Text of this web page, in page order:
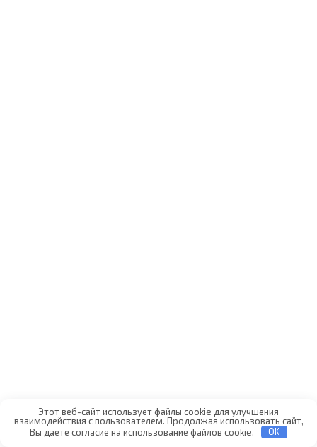
Этот веб-сайт использует файлы cookie для улучшения
взаимодействия с пользователем. Продолжая использовать сайт,
Вы даете согласие на использование файлов cookie.
OK